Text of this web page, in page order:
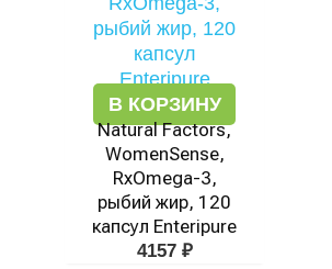
В КОРЗИНУ
Natural Factors,
WomenSense,
RxOmega-3,
рыбий жир, 120
капсул Enteripure
4157 ₽